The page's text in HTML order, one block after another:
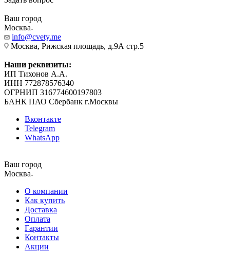
Ваш город
Москва
info@cvety.me
Москва, Рижская площадь, д.9А стр.5
Наши реквизиты:
ИП Тихонов А.А.
ИНН 772878576340
ОГРНИП 316774600197803
БАНК ПАО Сбербанк г.Москвы
Вконтакте
Telegram
WhatsApp
Ваш город
Москва
О компании
Как купить
Доставка
Оплата
Гарантии
Контакты
Акции